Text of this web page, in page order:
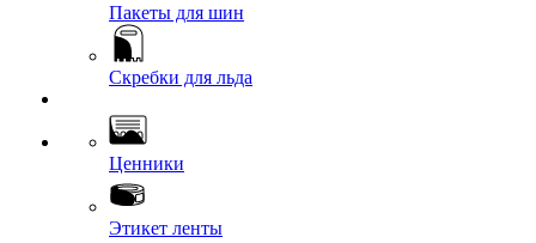
Пакеты для шин
Скребки для льда
Ценники
Этикет ленты